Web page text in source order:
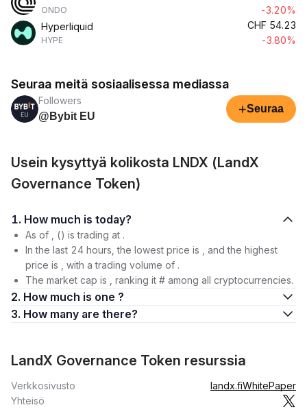
ONDO
-3.20%
Hyperliquid
HYPE
CHF 54.23
-3.80%
Seuraa meitä sosiaalisessa mediassa
Followers
@Bybit EU
+Seuraa
Usein kysyttyä kolikosta LNDX (LandX
Governance Token)
1. How much is today?
As of , () is trading at .
In the last 24 hours, the lowest price is , and the highest
price is , with a trading volume of .
The market cap is , ranking it # among all cryptocurrencies.
2. How much is one ?
3. How many are there?
LandX Governance Token resurssia
Verkkosivusto landx.fiWhitePaper
Yhteisö